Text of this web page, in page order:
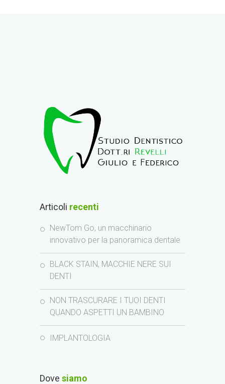
Articoli recenti
NewTom Go, un macchinario
innovativo per la panoramica dentale
BLACK STAIN, MACCHIE NERE SUI
DENTI
NON TRASCURARE I TUOI DENTI
QUANDO ASPETTI UN BAMBINO
IMPLANTOLOGIA
Dove siamo